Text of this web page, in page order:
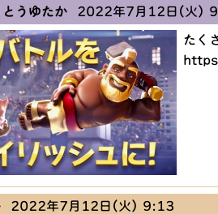
うゆたか2022年7月12日(火)
たく
2022年7月12日(火) 9:13